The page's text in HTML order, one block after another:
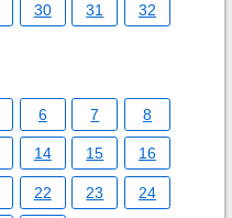
30 31 32
6 7 8
14 15 16
22 23 24